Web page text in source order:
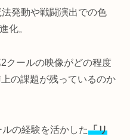
法発動や戦闘演出での色
化。
クールの映像がどの程度
の課題が残っているのか
の経験を活かした「リ